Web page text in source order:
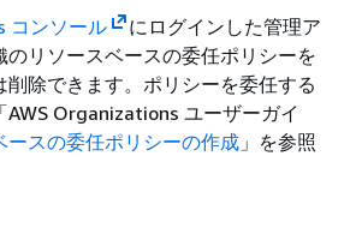
コンソール
にログインした管理ア
のリソースベースの委任ポリシーを
除できます。ポリシーを委任する
AWS Organizations ユーザーガイ
ースの委任ポリシーの作成 」を参照